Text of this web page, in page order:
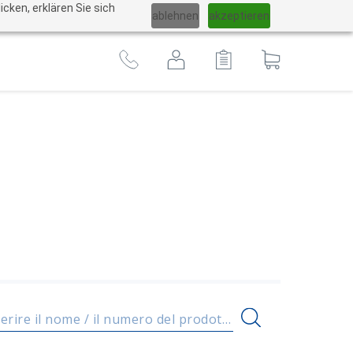
erklären Sie sich
ablehnen akzeptieren
Cambiare
lingua
Al
Inserire il nome / il numero del prodotto